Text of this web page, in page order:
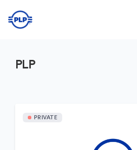
PLP
PRIVATE